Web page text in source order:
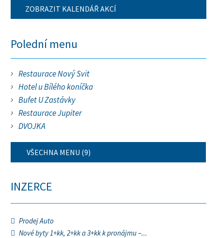
ZOBRAZIT KALENDÁŘ AKCÍ
Polední menu
Restaurace Nový Svit
Hotel u Bílého koníčka
Bufet U Zastávky
Restaurace Jupiter
DVOJKA
VŠECHNA MENU (9)
INZERCE
Prodej Auto
Nové byty 1+kk, 2+kk a 3+kk k pronájmu –...